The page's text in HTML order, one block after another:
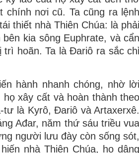
chính nơi cũ. Ta cũng ra lệnh
thiết nhà Thiên Chúa: là phải
kia sông Euphrate, và cẩn
trì hoãn. Ta là Ðariô ra sắc chỉ
hành nhanh chóng, nhờ lời
xây cất và hoàn thành theo
tư là Kyrô, Ðariô và Artaxerxê.
Ađar, năm thứ sáu triều vua
người lưu đày còn sống sót,
nhà Thiên Chúa, họ dâng